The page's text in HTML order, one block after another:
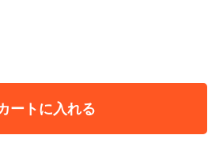
ートに入れる